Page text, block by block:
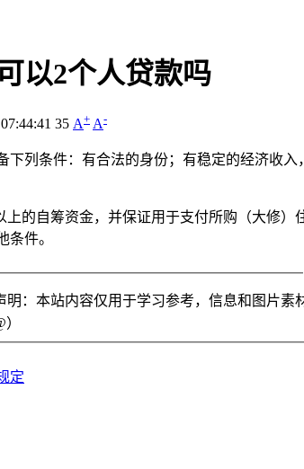
以2个人贷款吗
35 A+ A-
下列条件：有合法的身份；有稳定的经济收
上的自筹资金，并保证用于支付所购（大修
条件。
明：本站内容仅用于学习参考，信息和图片素
定